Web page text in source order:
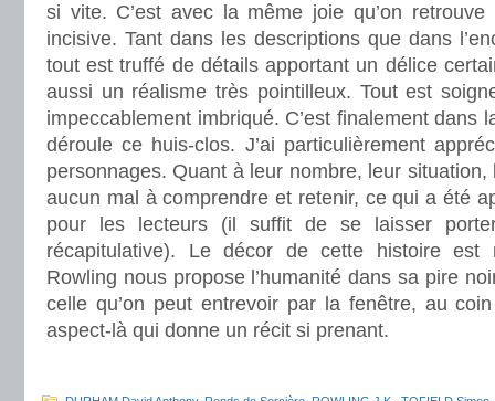
si vite. C’est avec la même joie qu’on
incisive. Tant dans les descriptions que dans
tout est truffé de détails apportant un délice
aussi un réalisme très pointilleux. Tout est
impeccablement imbriqué. C’est finalement dans
déroule ce huis-clos. J’ai particulièrement
personnages. Quant à leur nombre, leur situation,
aucun mal à comprendre et retenir, ce qui a été
pour les lecteurs (il suffit de se laisser
récapitulative). Le décor de cette histoire est
Rowling nous propose l’humanité dans sa pire
celle qu’on peut entrevoir par la fenêtre, au
aspect-là qui donne un récit si prenant.